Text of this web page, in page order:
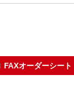
FAXオーダーシート